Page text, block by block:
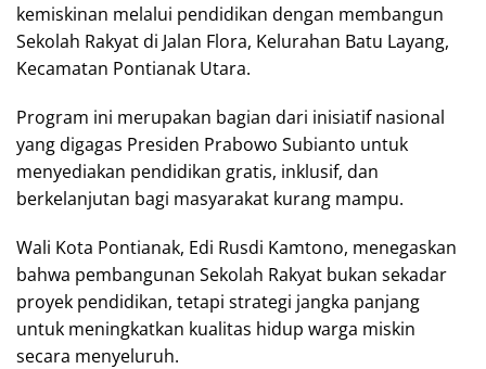
kemiskinan melalui pendidikan dengan membangun
Sekolah Rakyat di Jalan Flora, Kelurahan Batu Layang,
Kecamatan Pontianak Utara.
Program ini merupakan bagian dari inisiatif nasional
yang digagas Presiden Prabowo Subianto untuk
menyediakan pendidikan gratis, inklusif, dan
berkelanjutan bagi masyarakat kurang mampu.
Wali Kota Pontianak, Edi Rusdi Kamtono, menegaskan
bahwa pembangunan Sekolah Rakyat bukan sekadar
proyek pendidikan, tetapi strategi jangka panjang
untuk meningkatkan kualitas hidup warga miskin
secara menyeluruh.